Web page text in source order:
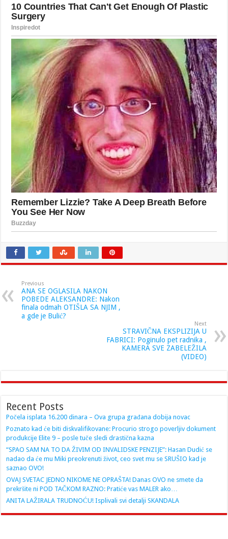
Previous
ANA SE OGLASILA NAKON
POBEDE ALEKSANDRE: Nakon
finala odmah OTIŠLA SA NJIM ,
a gde je Bulić?
Next
STRAVIČNA EKSPLIZIJA U
FABRICI: Poginulo pet radnika ,
KAMERA SVE ZABELEŽILA
(VIDEO)
Recent Posts
Počela isplata 16.200 dinara – Ova grupa građana dobija novac
Poznato kad će biti diskvalifikovane: Procurio strogo poverljiv dokument
produkcije Elite 9 – posle tuče sledi drastična kazna
“SPAO SAM NA TO DA ŽIVIM OD INVALIDSKE PENZIJE”: Hasan Dudić se
nadao da će mu Miki preokrenuti život, ceo svet mu se SRUŠIO kad je
saznao OVO!
OVAJ SVETAC JEDNO NIKOME NE OPRAŠTA! Danas OVO ne smete da
prekršite ni POD TAČKOM RAZNO: Pratiće vas MALER ako…
ANITA LAŽIRALA TRUDNOĆU! Isplivali svi detalji SKANDALA